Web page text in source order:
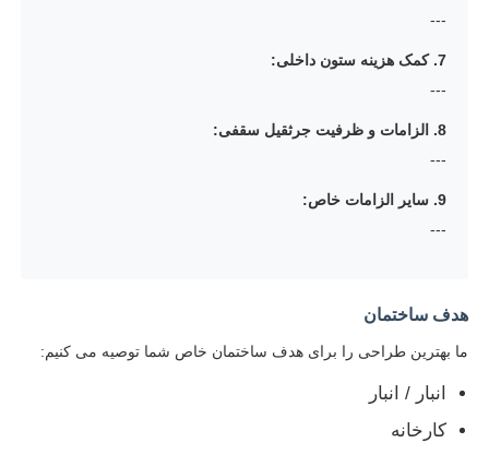
---
7. کمک هزینه ستون داخلی:
---
8. الزامات و ظرفیت جرثقیل سقفی:
---
9. سایر الزامات خاص:
---
هدف ساختمان
ما بهترین طراحی را برای هدف ساختمان خاص شما توصیه می کنیم:
انبار / انبار
کارخانه